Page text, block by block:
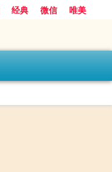
经典 微信
唯美